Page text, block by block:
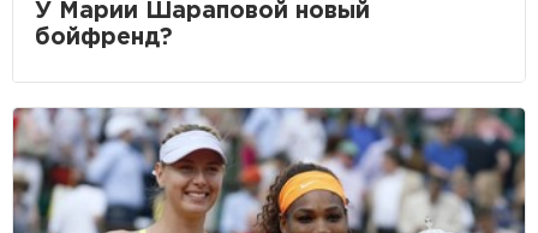
У Марии Шараповой новый
бойфренд?